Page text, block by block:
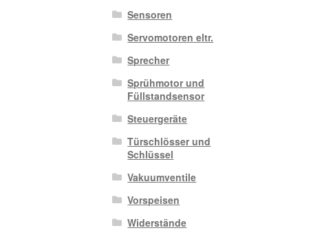
Sensoren
Servomotoren eltr.
Sprecher
Sprühmotor und
Füllstandsensor
Steuergeräte
Türschlösser und
Schlüssel
Vakuumventile
Vorspeisen
Widerstände